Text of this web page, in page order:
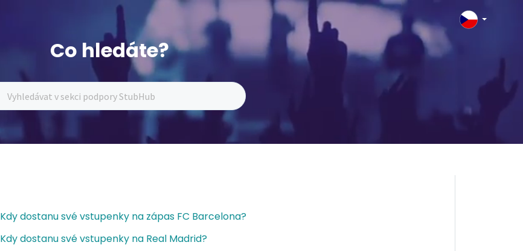
Co hledáte?
Kdy dostanu své vstupenky na zápas FC Barcelona?
Kdy dostanu své vstupenky na Real Madrid?